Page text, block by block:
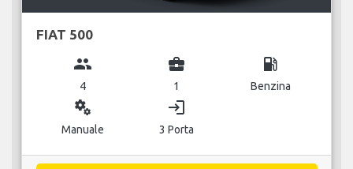
FIAT 500
group
4
business_center
1
local_gas_station
Benzina
miscellaneous_services
Manuale
login
3 Porta